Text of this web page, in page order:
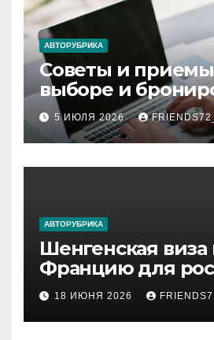
АВТОРУБРИКА
Советы и
выборе и
авиабилетов
5 ИЮЛЯ 2026
АВТОРУБРИКА
Шенгенская виза
Францию для
2026 году: сроки
и список
документов
18 ИЮНЯ 2026